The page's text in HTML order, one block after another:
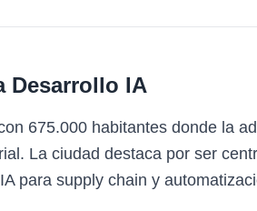
Desarrollo IA
675.000 habitantes donde la
La ciudad destaca por ser
para supply chain y